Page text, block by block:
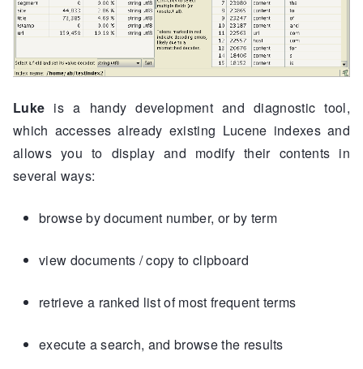
Luke is a handy development and diagnostic tool,
which accesses already existing Lucene indexes and
allows you to display and modify their contents in
several ways:
browse by document number, or by term
view documents / copy to clipboard
retrieve a ranked list of most frequent terms
execute a search, and browse the results